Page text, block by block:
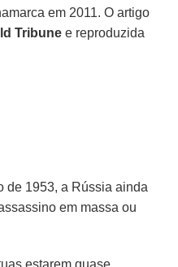
em 2011. O artigo
Tribune e reproduzida
de 1953, a Rússia ainda
em massa ou
estarem quase